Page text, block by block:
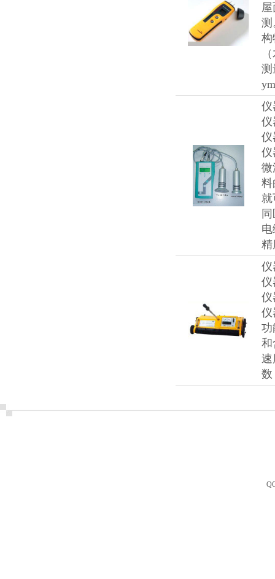
测
构
测
仪
仪
仪
仪
微
料
就
精
仪
仪
仪
仪
功
和
速
数